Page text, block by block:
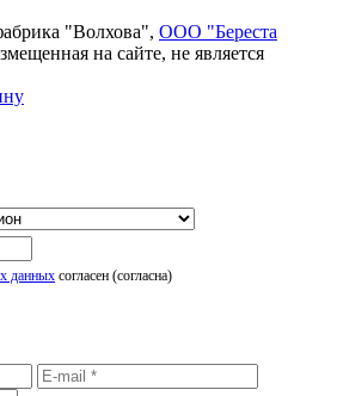
"Волхова", ООО "Береста
на сайте, не является
данных согласен (согласна)